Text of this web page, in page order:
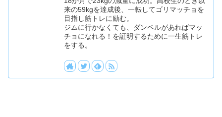
来の59kgを達成後、一転してゴリマッチョを
目指し筋トレに励む。
ジムに行かなくても、ダンベルがあればマッ
チョになれる！を証明するために一生筋トレ
をする。